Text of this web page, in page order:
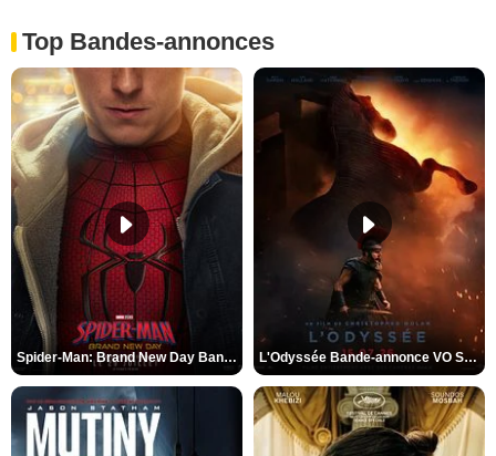
Top Bandes-annonces
Spider-Man: Brand New Day Bande-annonce VO STFR L'Odyssée Bande-annonce VO STFR